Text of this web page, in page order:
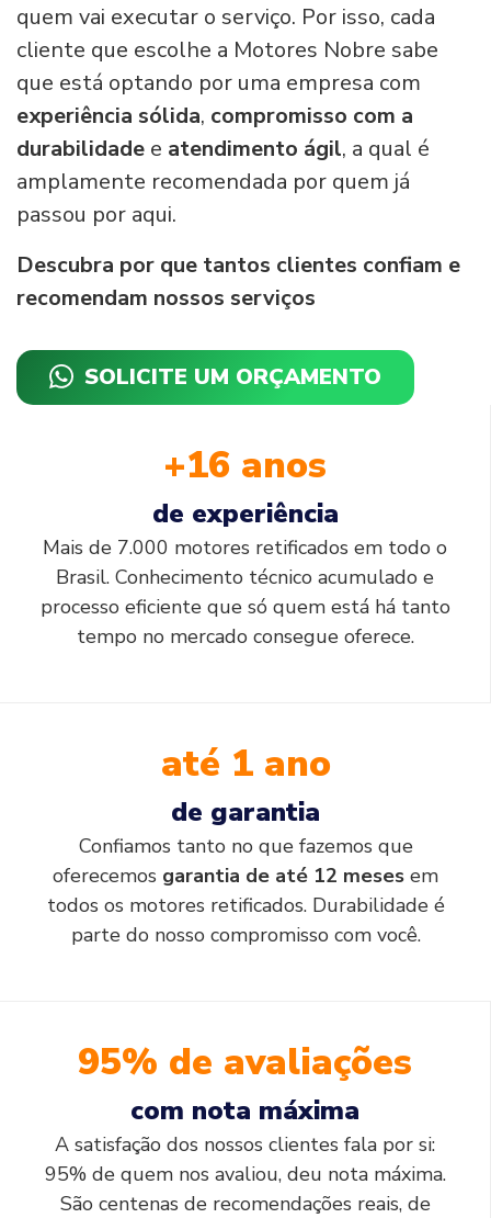
quem vai executar o serviço. Por isso, cada
cliente que escolhe a Motores Nobre sabe
que está optando por uma empresa com
experiência sólida, compromisso com a
durabilidade e atendimento ágil, a qual é
amplamente recomendada por quem já
passou por aqui.
Descubra por que tantos clientes confiam e
recomendam nossos serviços
SOLICITE UM ORÇAMENTO
+16 anos
de experiência
Mais de 7.000 motores retificados em todo o
Brasil. Conhecimento técnico acumulado e
processo eficiente que só quem está há tanto
tempo no mercado consegue oferece.
até 1 ano
de garantia
Confiamos tanto no que fazemos que
oferecemos garantia de até 12 meses em
todos os motores retificados. Durabilidade é
parte do nosso compromisso com você.
95% de avaliações
com nota máxima
A satisfação dos nossos clientes fala por si:
95% de quem nos avaliou, deu nota máxima.
São centenas de recomendações reais, de